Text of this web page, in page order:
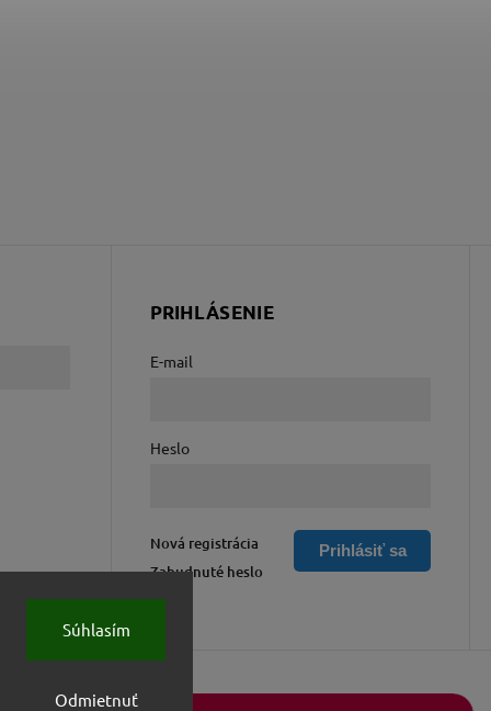
Odmietnuť
Súhlasím
PRIHLÁSENIE
E-mail
Heslo
Prihlásiť sa
Nová registrácia
Zabudnuté heslo